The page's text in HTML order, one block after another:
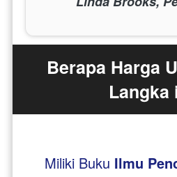
Berapa Harga
Langka
Miliki Buku Ilmu